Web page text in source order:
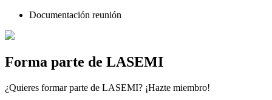
Documentación reunión
Forma parte de LASEMI
¿Quieres formar parte de LASEMI? ¡Hazte miembro!